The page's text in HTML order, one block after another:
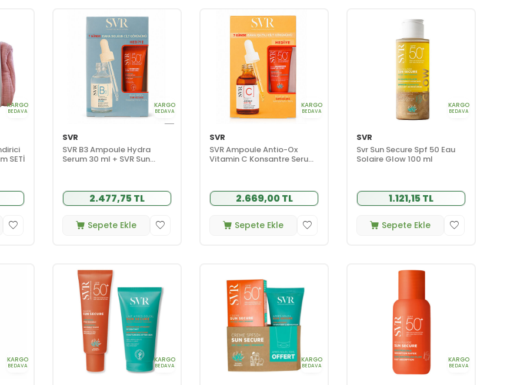
KARGO
BEDAVA
SETİ
KARGO
BEDAVA
SVR
SVR B3 Ampoule Hydra
Serum 30 ml + SVR Sun
2.477,75 TL
Sepete Ekle
KARGO
BEDAVA
SVR
SVR Ampoule Antio-Ox
Vitamin C Konsantre Serum
2.669,00 TL
Sepete Ekle
KARGO
BEDAVA
SVR
Svr Sun Secure Spf 50 Eau
Solaire Glow 100 ml
1.121,15 TL
Sepete Ekle
KARGO
BEDAVA
KARGO
BEDAVA
KARGO
BEDAVA
KARGO
BEDAVA